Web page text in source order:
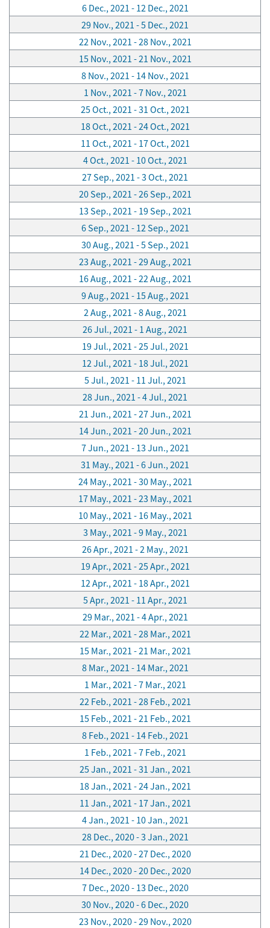
6 Dec., 2021 - 12 Dec., 2021
29 Nov., 2021 - 5 Dec., 2021
22 Nov., 2021 - 28 Nov., 2021
15 Nov., 2021 - 21 Nov., 2021
8 Nov., 2021 - 14 Nov., 2021
1 Nov., 2021 - 7 Nov., 2021
25 Oct., 2021 - 31 Oct., 2021
18 Oct., 2021 - 24 Oct., 2021
11 Oct., 2021 - 17 Oct., 2021
4 Oct., 2021 - 10 Oct., 2021
27 Sep., 2021 - 3 Oct., 2021
20 Sep., 2021 - 26 Sep., 2021
13 Sep., 2021 - 19 Sep., 2021
6 Sep., 2021 - 12 Sep., 2021
30 Aug., 2021 - 5 Sep., 2021
23 Aug., 2021 - 29 Aug., 2021
16 Aug., 2021 - 22 Aug., 2021
9 Aug., 2021 - 15 Aug., 2021
2 Aug., 2021 - 8 Aug., 2021
26 Jul., 2021 - 1 Aug., 2021
19 Jul., 2021 - 25 Jul., 2021
12 Jul., 2021 - 18 Jul., 2021
5 Jul., 2021 - 11 Jul., 2021
28 Jun., 2021 - 4 Jul., 2021
21 Jun., 2021 - 27 Jun., 2021
14 Jun., 2021 - 20 Jun., 2021
7 Jun., 2021 - 13 Jun., 2021
31 May., 2021 - 6 Jun., 2021
24 May., 2021 - 30 May., 2021
17 May., 2021 - 23 May., 2021
10 May., 2021 - 16 May., 2021
3 May., 2021 - 9 May., 2021
26 Apr., 2021 - 2 May., 2021
19 Apr., 2021 - 25 Apr., 2021
12 Apr., 2021 - 18 Apr., 2021
5 Apr., 2021 - 11 Apr., 2021
29 Mar., 2021 - 4 Apr., 2021
22 Mar., 2021 - 28 Mar., 2021
15 Mar., 2021 - 21 Mar., 2021
8 Mar., 2021 - 14 Mar., 2021
1 Mar., 2021 - 7 Mar., 2021
22 Feb., 2021 - 28 Feb., 2021
15 Feb., 2021 - 21 Feb., 2021
8 Feb., 2021 - 14 Feb., 2021
1 Feb., 2021 - 7 Feb., 2021
25 Jan., 2021 - 31 Jan., 2021
18 Jan., 2021 - 24 Jan., 2021
11 Jan., 2021 - 17 Jan., 2021
4 Jan., 2021 - 10 Jan., 2021
28 Dec., 2020 - 3 Jan., 2021
21 Dec., 2020 - 27 Dec., 2020
14 Dec., 2020 - 20 Dec., 2020
7 Dec., 2020 - 13 Dec., 2020
30 Nov., 2020 - 6 Dec., 2020
23 Nov., 2020 - 29 Nov., 2020